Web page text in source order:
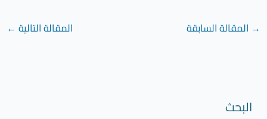
→ المقالة السابقة المقالة التالية ←
البحث